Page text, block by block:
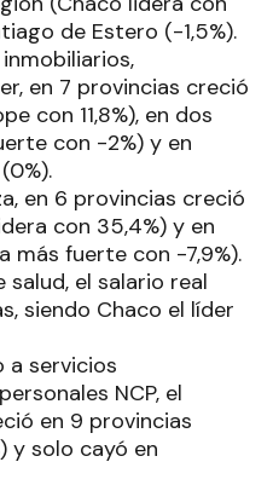
de Estero (-1,5%).
en 7 provincias creció
con 11,8%), en dos
con -2%) y en
en 6 provincias creció
con 35,4%) y en
más fuerte con -7,9%).
salud, el salario real
siendo Chaco el líder
a servicios
NCP, el
en 9 provincias
y solo cayó en